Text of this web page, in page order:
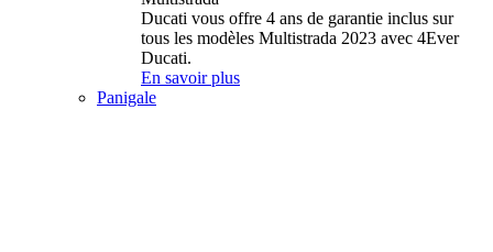
Ducati vous offre 4 ans de garantie inclus sur
tous les modèles Multistrada 2023 avec 4Ever
Ducati.
En savoir plus
Panigale